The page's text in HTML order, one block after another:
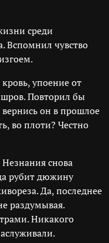
среди
Вспомнил чувство
упоение от
Повторил бы
он в прошлое
во плоти? Честно
снова
рубит дюжину
Да, последнее
раздумывая.
Никакого